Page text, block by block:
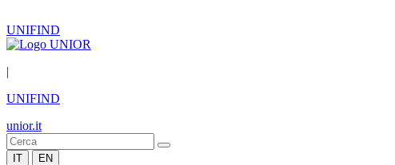
UNIFIND
|
UNIFIND
unior.it
IT EN